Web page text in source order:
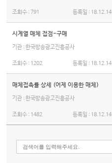
조회수 :791 등록일 : 18.12.14
시계열 매체 접점-구매
기관 : 한국방송광고진흥공사
조회수 : 1202 등록일 : 18.12.14
매체접촉률 상세 (어제 이용한 매체)
기관 : 한국방송광고진흥공사
조회수 : 1482 등록일 : 18.12.14